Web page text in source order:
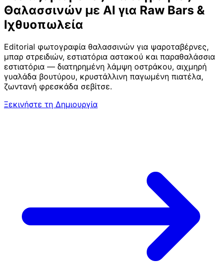
Θαλασσινών με AI για Raw Bars &
Ιχθυοπωλεία
Editorial φωτογραφία θαλασσινών για ψαροταβέρνες,
μπαρ στρειδιών, εστιατόρια αστακού και παραθαλάσσια
εστιατόρια — διατηρημένη λάμψη οστράκου, αιχμηρή
γυαλάδα βουτύρου, κρυστάλλινη παγωμένη πιατέλα,
ζωντανή φρεσκάδα σεβίτσε.
Ξεκινήστε τη Δημιουργία